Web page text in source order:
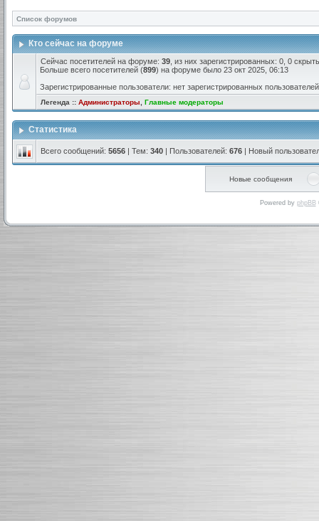
Список форумов
Кто сейчас на форуме
Сейчас посетителей на форуме: 39 , из них зарегистрированных: 0, 0
Больше всего посетителей (899) на форуме было 23 окт 2025, 06:13
Зарегистрированные пользователи: нет зарегистрированных пользователей
Легенда :: Администраторы Главные модераторы
Статистика
Всего сообщений: 5656 | Тем: 340 | Пользователей: 676 | Новый
Новые сообщения
Powered by phpBB